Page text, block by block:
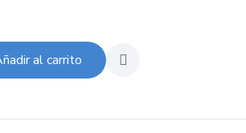
al carrito